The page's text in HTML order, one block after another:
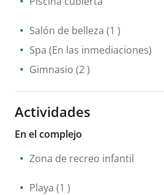
Salón de belleza (1 )
Spa (En las inmediaciones)
Gimnasio (2 )
Actividades
En el complejo
Zona de recreo infantil
Playa (1 )